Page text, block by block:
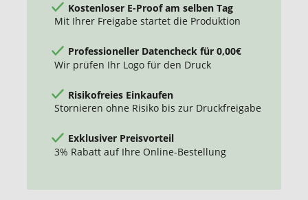
Kostenloser E-Proof am selben Tag
Mit Ihrer Freigabe startet die Produktion
Professioneller Datencheck für 0,00€
Wir prüfen Ihr Logo für den Druck
Risikofreies Einkaufen
Stornieren ohne Risiko bis zur Druckfreigabe
Exklusiver Preisvorteil
3% Rabatt auf Ihre Online-Bestellung